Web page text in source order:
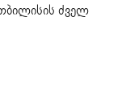
ძველ